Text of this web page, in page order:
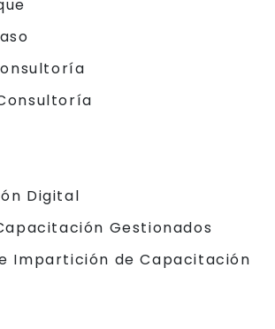
Digital
Gestionados
Impartición de Capacitación